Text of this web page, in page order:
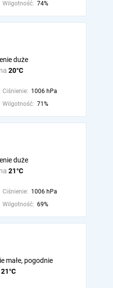
Wilgotność: 74%
20°C
duże
Ciśnienie: 1006 hPa
Wilgotność: 71%
21°C
duże
Ciśnienie: 1006 hPa
Wilgotność: 69%
21°C
małe, pogodnie